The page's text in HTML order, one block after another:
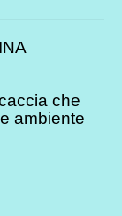
che
ambiente